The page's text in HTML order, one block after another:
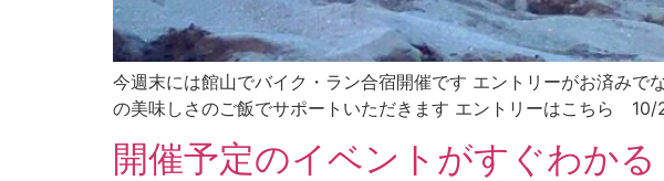
今週末には館山でバイク・ラン合宿開催です エントリーがお済み
の美味しさのご飯でサポートいただきます エントリーはこちら
開催予定のイベントがすぐわかる